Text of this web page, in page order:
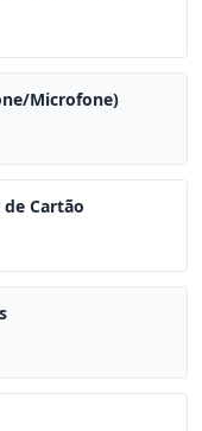
Microfone)
Cartão